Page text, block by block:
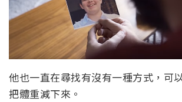
他也一直在尋找有沒有一種方式，可
把體重減下來。